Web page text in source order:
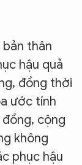
thân
hậu quả
đồng thời
ước tính
cộng
không
phục hậu